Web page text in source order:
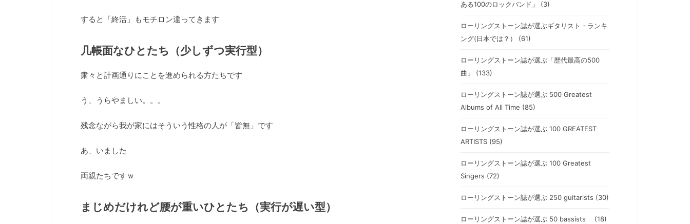
すると「終活」もモチロン違ってきます
几帳面なひとたち（少しずつ実行型）
粛々と計画通りにことを進められる方たちです
う、うらやましい。。。
残念ながら我が家にはそういう性格の人が「皆無」です
あ、いました
両親たちですｗ
まじめだけれど腰が重いひとたち（実行が遅い型）
ある100のロックバンド」 (3)
ローリングストーン誌が選ぶギタリスト・ランキ
ング(日本では？） (61)
ローリングストーン誌が選ぶ「歴代最高の500
曲」 (133)
ローリングストーン誌が選ぶ 500 Greatest
Albums of All Time (85)
ローリングストーン誌が選ぶ 100 GREATEST
ARTISTS (95)
ローリングストーン誌が選ぶ 100 Greatest
Singers (72)
ローリングストーン誌が選ぶ 250 guitarists (30)
ローリングストーン誌が選ぶ 50 bassists (18)